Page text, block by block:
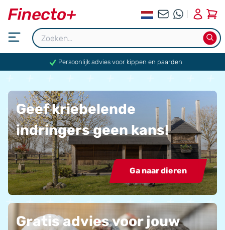
Persoonlijk advies voor kippen en paarden
Geef kriebelende
indringers geen kans!
Ga naar dieren
Gratis advies voor jouw